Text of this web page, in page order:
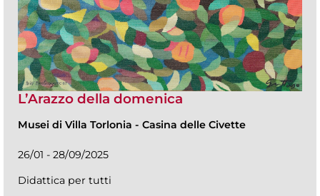
L’Arazzo della domenica
Musei di Villa Torlonia - Casina delle Civette
26/01 - 28/09/2025
Didattica per tutti